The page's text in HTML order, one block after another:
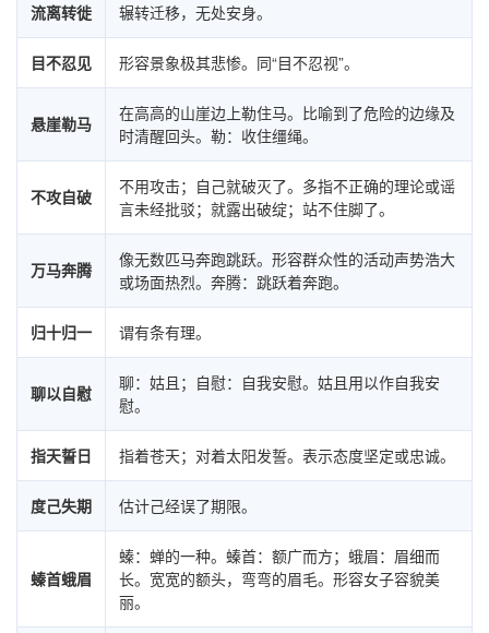
流离转徙 辗转迁移，无处安身。
目不忍见 形容景象极其悲惨。同“目不忍视”。
悬崖勒马
在高高的山崖边上勒住马。比喻到了危险的边缘及
时清醒回头。勒：收住缰绳。
不攻自破
不用攻击；自己就破灭了。多指不正确的理论或谣
言未经批驳；就露出破绽；站不住脚了。
万马奔腾
像无数匹马奔跑跳跃。形容群众性的活动声势浩大
或场面热烈。奔腾：跳跃着奔跑。
归十归一 谓有条有理。
聊以自慰
聊：姑且；自慰：自我安慰。姑且用以作自我安
慰。
指天誓日 指着苍天；对着太阳发誓。表示态度坚定或忠诚。
度己失期 估计己经误了期限。
螓首蛾眉
螓：蝉的一种。螓首：额广而方；蛾眉：眉细而
长。宽宽的额头，弯弯的眉毛。形容女子容貌美
丽。